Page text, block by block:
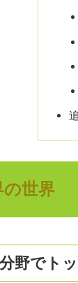
の世界
野でト